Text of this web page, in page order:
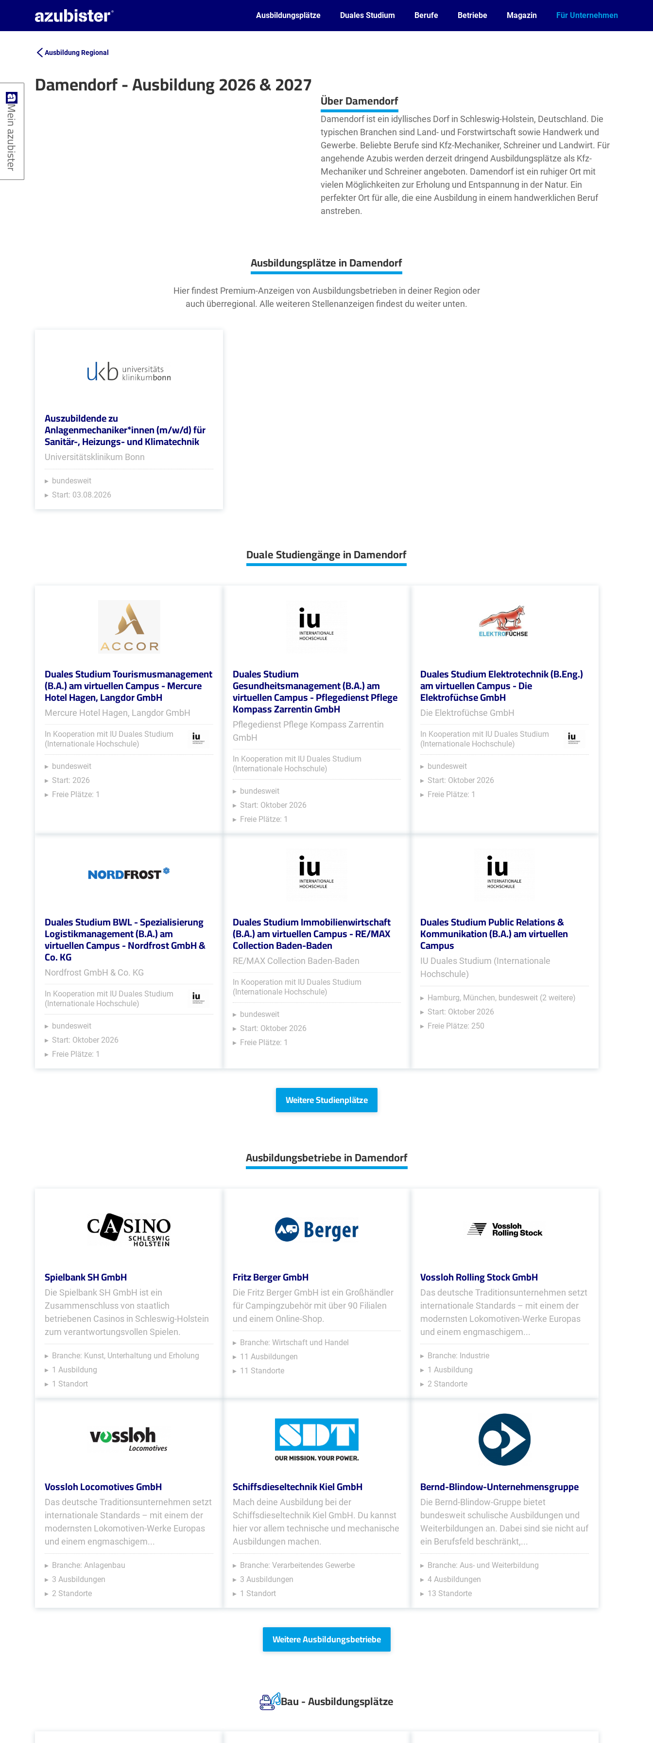
Ausbildungsplätze Duales Studium Berufe Betriebe Magazin Für Unternehmen
Ausbildung Regional
Damendorf - Ausbildung 2026 & 2027
Leaflet| ©OpenStreetMap2contributors Über Damendorf
Damendorf ist ein idyllisches Dorf in Schleswig-Holstein, Deutschland. Die
typischen Branchen sind Land- und Forstwirtschaft sowie Handwerk und
Gewerbe. Beliebte Berufe sind Kfz-Mechaniker, Schreiner und Landwirt. Für
angehende Azubis werden derzeit dringend Ausbildungsplätze als Kfz-
Mechaniker und Schreiner angeboten. Damendorf ist ein ruhiger Ort mit
vielen Möglichkeiten zur Erholung und Entspannung in der Natur. Ein
perfekter Ort für alle, die eine Ausbildung in einem handwerklichen Beruf
anstreben.
Ausbildungsplätze in Damendorf
Hier findest Premium-Anzeigen von Ausbildungsbetrieben in deiner Region oder
auch überregional. Alle weiteren Stellenanzeigen findest du weiter unten.
Auszubildende zu
Anlagenmechaniker*innen (m/w/d) für
Sanitär-, Heizungs- und Klimatechnik
Universitätsklinikum Bonn
bundesweit
Start: 03.08.2026
Duale Studiengänge in Damendorf
Duales Studium Tourismusmanagement
(B.A.) am virtuellen Campus - Mercure
Hotel Hagen, Langdor GmbH
Mercure Hotel Hagen, Langdor GmbH
In Kooperation mit IU Duales Studium
(Internationale Hochschule)
bundesweit
Start: 2026
Freie Plätze: 1
Duales Studium
Gesundheitsmanagement (B.A.) am
virtuellen Campus - Pflegedienst Pflege
Kompass Zarrentin GmbH
Pflegedienst Pflege Kompass Zarrentin
GmbH
In Kooperation mit IU Duales Studium
(Internationale Hochschule)
bundesweit
Start: Oktober 2026
Freie Plätze: 1
Duales Studium Elektrotechnik (B.Eng.)
am virtuellen Campus - Die
Elektrofüchse GmbH
Die Elektrofüchse GmbH
In Kooperation mit IU Duales Studium
(Internationale Hochschule)
bundesweit
Start: Oktober 2026
Freie Plätze: 1
Duales Studium BWL - Spezialisierung
Logistikmanagement (B.A.) am
virtuellen Campus - Nordfrost GmbH &
Co. KG
Nordfrost GmbH & Co. KG
In Kooperation mit IU Duales Studium
(Internationale Hochschule)
bundesweit
Start: Oktober 2026
Freie Plätze: 1
Duales Studium Immobilienwirtschaft
(B.A.) am virtuellen Campus - RE/MAX
Collection Baden-Baden
RE/MAX Collection Baden-Baden
In Kooperation mit IU Duales Studium
(Internationale Hochschule)
bundesweit
Start: Oktober 2026
Freie Plätze: 1
Duales Studium Public Relations &
Kommunikation (B.A.) am virtuellen
Campus
IU Duales Studium (Internationale
Hochschule)
Hamburg, München, bundesweit (2 weitere)
Start: Oktober 2026
Freie Plätze: 250
Weitere Studienplätze
Ausbildungsbetriebe in Damendorf
Spielbank SH GmbH
Die Spielbank SH GmbH ist ein
Zusammenschluss von staatlich
betriebenen Casinos in Schleswig-Holstein
zum verantwortungsvollen Spielen.
Branche: Kunst, Unterhaltung und Erholung
1 Ausbildung
1 Standort
Fritz Berger GmbH
Die Fritz Berger GmbH ist ein Großhändler
für Campingzubehör mit über 90 Filialen
und einem Online-Shop.
Branche: Wirtschaft und Handel
11 Ausbildungen
11 Standorte
Vossloh Rolling Stock GmbH
Das deutsche Traditionsunternehmen setzt
internationale Standards – mit einem der
modernsten Lokomotiven-Werke Europas
und einem engmaschigem...
Branche: Industrie
1 Ausbildung
2 Standorte
Vossloh Locomotives GmbH
Das deutsche Traditionsunternehmen setzt
internationale Standards – mit einem der
modernsten Lokomotiven-Werke Europas
und einem engmaschigem...
Branche: Anlagenbau
3 Ausbildungen
2 Standorte
Schiffsdieseltechnik Kiel GmbH
Mach deine Ausbildung bei der
Schiffsdieseltechnik Kiel GmbH. Du kannst
hier vor allem technische und mechanische
Ausbildungen machen.
Branche: Verarbeitendes Gewerbe
3 Ausbildungen
1 Standort
Bernd-Blindow-Unternehmensgruppe
Die Bernd-Blindow-Gruppe bietet
bundesweit schulische Ausbildungen und
Weiterbildungen an. Dabei sind sie nicht auf
ein Berufsfeld beschränkt,...
Branche: Aus- und Weiterbildung
4 Ausbildungen
13 Standorte
Weitere Ausbildungsbetriebe
Bau - Ausbildungsplätze
Mein azubister